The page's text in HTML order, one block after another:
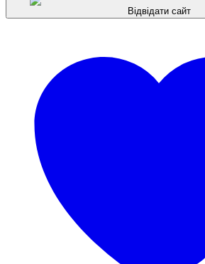
Відвідати сайт